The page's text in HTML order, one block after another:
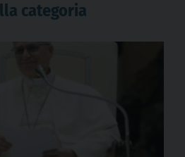
categoria